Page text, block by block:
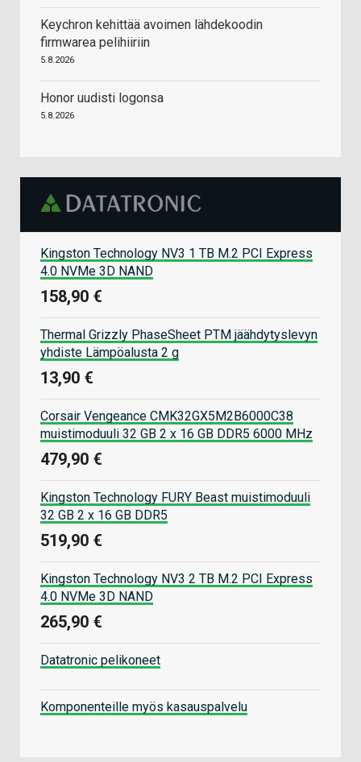
Keychron kehittää avoimen lähdekoodin
firmwarea pelihiiriin
5.8.2026
Honor uudisti logonsa
5.8.2026
Kingston Technology NV3 1 TB M.2 PCI Express
4.0 NVMe 3D NAND
158,90 €
Thermal Grizzly PhaseSheet PTM jäähdytyslevyn
yhdiste Lämpöalusta 2 g
13,90 €
Corsair Vengeance CMK32GX5M2B6000C38
muistimoduuli 32 GB 2 x 16 GB DDR5 6000 MHz
479,90 €
Kingston Technology FURY Beast muistimoduuli
32 GB 2 x 16 GB DDR5
519,90 €
Kingston Technology NV3 2 TB M.2 PCI Express
4.0 NVMe 3D NAND
265,90 €
Datatronic pelikoneet
Komponenteille myös kasauspalvelu